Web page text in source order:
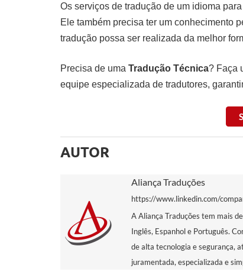
Os serviços de tradução de um idioma
Ele também precisa ter um conhecimento
tradução possa ser realizada da melhor
Precisa de uma Tradução Técnica? Faça
equipe especializada de tradutores,
AUTOR
Aliança Traduções
https://www.linkedin.com/
A Aliança Traduções tem mais
Inglês, Espanhol e Português.
de alta tecnologia e segurança,
juramentada, especializada e